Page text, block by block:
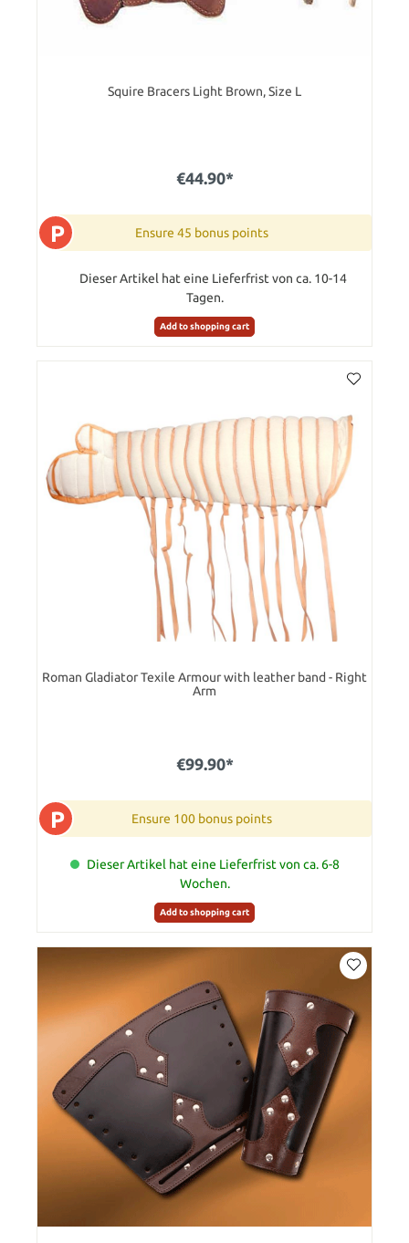
Squire Bracers Light Brown, Size L
€44.90*
P Ensure 45 bonus points
Dieser Artikel hat eine Lieferfrist von ca. 10-14
Tagen.
Add to shopping cart
Roman Gladiator Texile Armour with leather band - Right
Arm
€99.90*
P Ensure 100 bonus points
Dieser Artikel hat eine Lieferfrist von ca. 6-8
Wochen.
Add to shopping cart